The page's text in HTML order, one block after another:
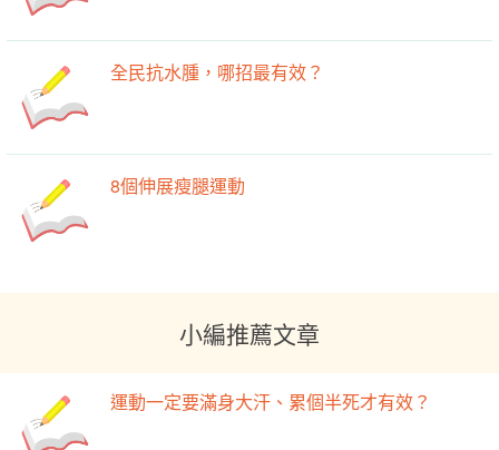
全民抗水腫，哪招最有效？
8個伸展瘦腿運動
小編推薦文章
運動一定要滿身大汗、累個半死才有效？